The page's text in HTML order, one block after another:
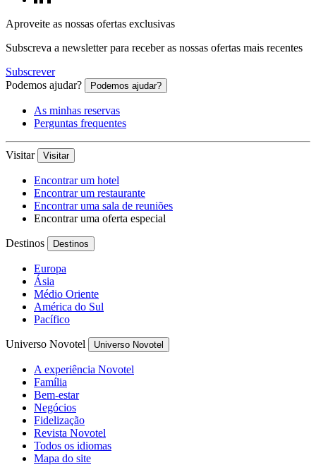
Aproveite as nossas ofertas exclusivas
Subscreva a newsletter para receber as nossas ofertas mais recentes
Subscrever
Podemos ajudar?
Podemos ajudar?
As minhas reservas
Perguntas frequentes
Visitar Visitar
Encontrar um hotel
Encontrar um restaurante
Encontrar uma sala de reuniões
Encontrar uma oferta especial
Destinos Destinos
Europa
Ásia
Médio Oriente
América do Sul
Pacífico
Universo Novotel Universo Novotel
A experiência Novotel
Família
Bem-estar
Negócios
Fidelização
Revista Novotel
Todos os idiomas
Mapa do site